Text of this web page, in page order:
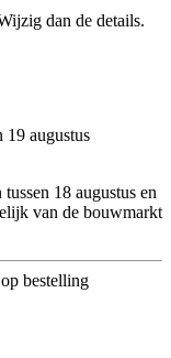
dan de details.
19 augustus
18 augustus en
van de bouwmarkt
bestelling